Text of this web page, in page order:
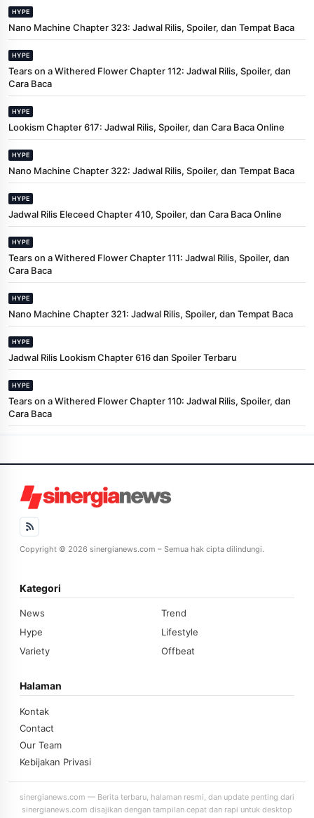
HYPE
Nano Machine Chapter 323: Jadwal Rilis, Spoiler, dan Tempat Baca
HYPE
Tears on a Withered Flower Chapter 112: Jadwal Rilis, Spoiler, dan
Cara Baca
HYPE
Lookism Chapter 617: Jadwal Rilis, Spoiler, dan Cara Baca Online
HYPE
Nano Machine Chapter 322: Jadwal Rilis, Spoiler, dan Tempat Baca
HYPE
Jadwal Rilis Eleceed Chapter 410, Spoiler, dan Cara Baca Online
HYPE
Tears on a Withered Flower Chapter 111: Jadwal Rilis, Spoiler, dan
Cara Baca
HYPE
Nano Machine Chapter 321: Jadwal Rilis, Spoiler, dan Tempat Baca
HYPE
Jadwal Rilis Lookism Chapter 616 dan Spoiler Terbaru
HYPE
Tears on a Withered Flower Chapter 110: Jadwal Rilis, Spoiler, dan
Cara Baca
Copyright © 2026 sinergianews.com – Semua hak cipta dilindungi.
Kategori
News
Trend
Hype
Lifestyle
Variety
Offbeat
Halaman
Kontak
Contact
Our Team
Kebijakan Privasi
sinergianews.com — Berita terbaru, halaman resmi, dan update penting dari
sinergianews.com disajikan dengan tampilan cepat dan rapi untuk desktop